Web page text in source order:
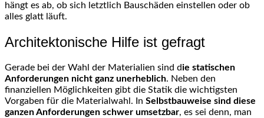
hängt es ab, ob sich letztlich Bauschäden einstellen oder ob
alles glatt läuft.
Architektonische Hilfe ist gefragt
Gerade bei der Wahl der Materialien sind die statischen
Anforderungen nicht ganz unerheblich. Neben den
finanziellen Möglichkeiten gibt die Statik die wichtigsten
Vorgaben für die Materialwahl. In Selbstbauweise sind diese
ganzen Anforderungen schwer umsetzbar, es sei denn, man